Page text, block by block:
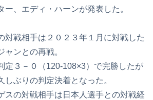
ー、エディ・ハーンが発表した。
対戦相手は２０２３年１月に対戦した
ャンとの再戦。
定３－０（120-108×3）で完勝したが
しぶりの判定決着となった。
スの対戦相手は日本人選手との対戦経